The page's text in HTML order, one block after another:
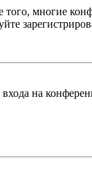
многие
на